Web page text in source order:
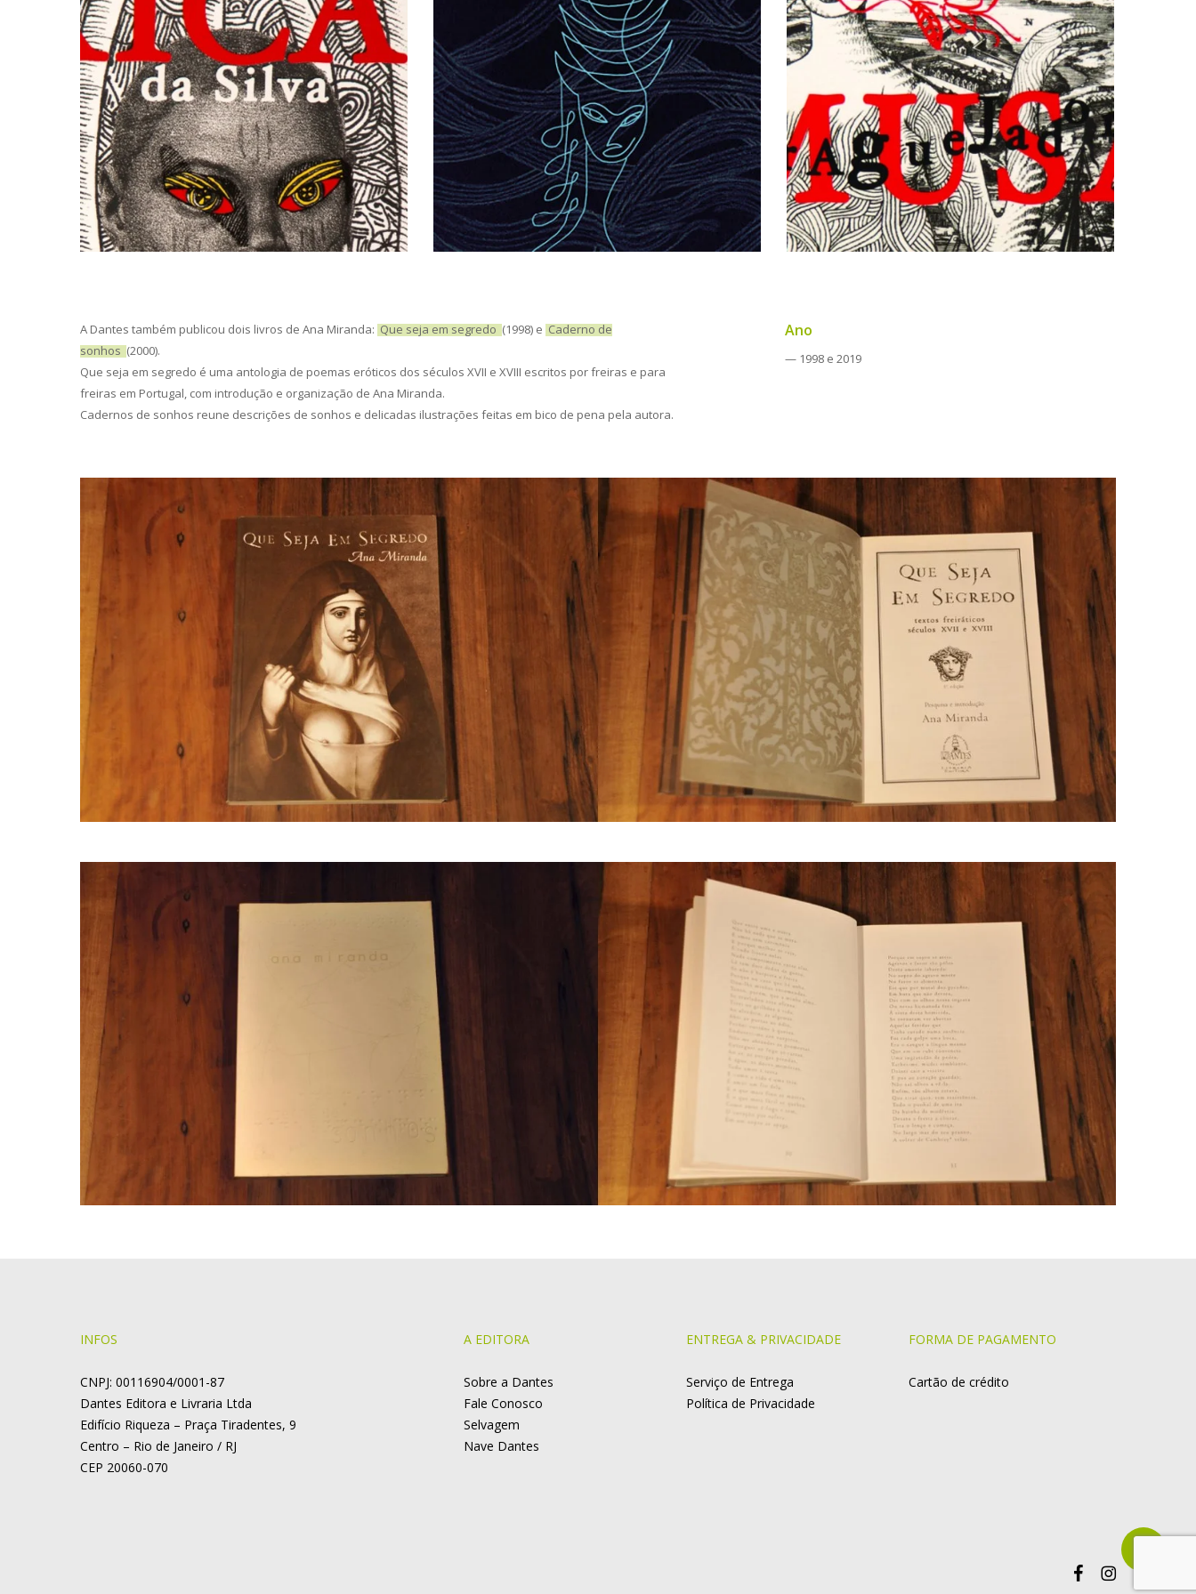
Cinderela
Negra
A Dantes também publicou dois livros de Ana Miranda:Que seja em segredo (1998) eCaderno de
sonhos (2000).
Que seja em segredo é uma antologia de poemas eróticos dos séculos XVII e XVIII escritos por freiras e para
freiras em Portugal, com introdução e organização de Ana Miranda.
Cadernos de sonhos reune descrições de sonhos e delicadas ilustrações feitas em bico de pena pela autora.
Ano
— 1998 e 2019
INFOS
CNPJ: 00116904/0001-87
Dantes Editora e Livraria Ltda
Edifício Riqueza – Praça Tiradentes, 9
Centro – Rio de Janeiro / RJ
CEP 20060-070
A EDITORA
Sobre a Dantes
Fale Conosco
Selvagem
Nave Dantes
ENTREGA & PRIVACIDADE
Serviço de Entrega
Política de Privacidade
FORMA DE PAGAMENTO
Cartão de crédito
facebookinstagram